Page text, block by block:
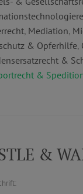
, Mediation,
& Opferhilfe,
&
&
&